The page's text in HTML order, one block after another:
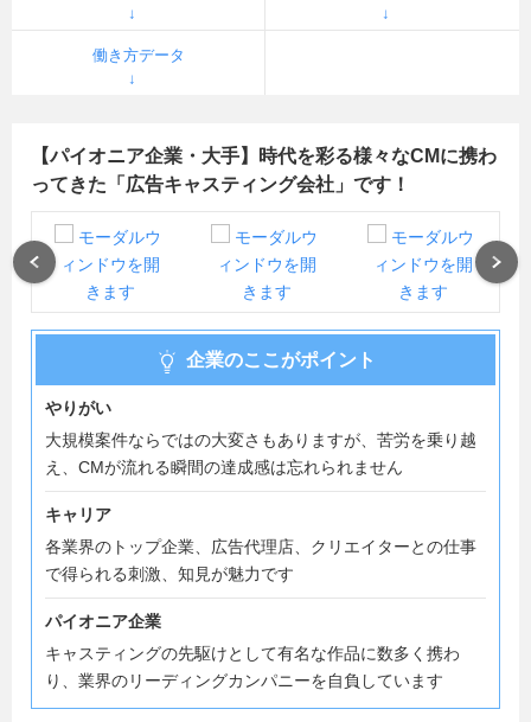
働き方データ
【パイオニア企業・大手】時代を彩る様々なCMに携わ
ってきた「広告キャスティング会社」です！
企業のここがポイント
やりがい
大規模案件ならではの大変さもありますが、苦労を乗り越
え、CMが流れる瞬間の達成感は忘れられません
キャリア
各業界のトップ企業、広告代理店、クリエイターとの仕事
で得られる刺激、知見が魅力です
パイオニア企業
キャスティングの先駆けとして有名な作品に数多く携わ
り、業界のリーディングカンパニーを自負しています